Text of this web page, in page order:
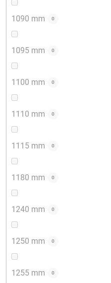
1090 mm 0
1095 mm 0
1100 mm 0
1110 mm 0
1115 mm 0
1180 mm 0
1240 mm 0
1250 mm 0
1255 mm 0